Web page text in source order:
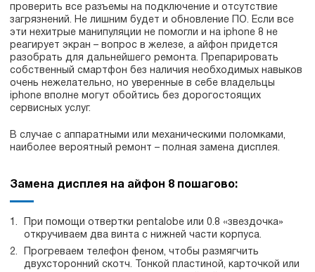
проверить все разъемы на подключение и отсутствие
загрязнений. Не лишним будет и обновление ПО. Если все
эти нехитрые манипуляции не помогли и на iphone 8 не
реагирует экран – вопрос в железе, а айфон придется
разобрать для дальнейшего ремонта. Препарировать
собственный смартфон без наличия необходимых навыков
очень нежелательно, но уверенные в себе владельцы
iphone вполне могут обойтись без дорогостоящих
сервисных услуг.
В случае с аппаратными или механическими поломками,
наиболее вероятный ремонт – полная замена дисплея.
Замена дисплея на айфон 8 пошагово:
При помощи отвертки pentalobe или 0.8 «звездочка»
откручиваем два винта с нижней части корпуса.
Прогреваем телефон феном, чтобы размягчить
двухсторонний скотч. Тонкой пластиной, карточкой или